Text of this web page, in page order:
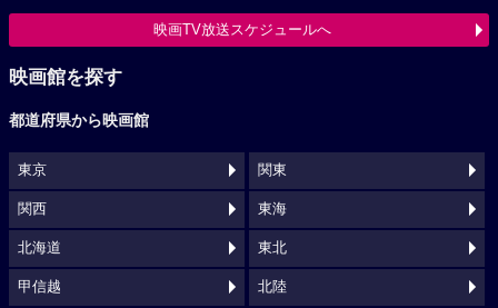
映画TV放送スケジュールへ
映画館を探す
都道府県から映画館
東京 関東
関西 東海
北海道 東北
甲信越 北陸